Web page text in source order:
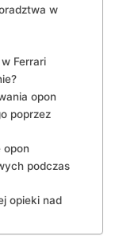
w
Ferrari
opon
poprzez
opon
podczas
opieki nad